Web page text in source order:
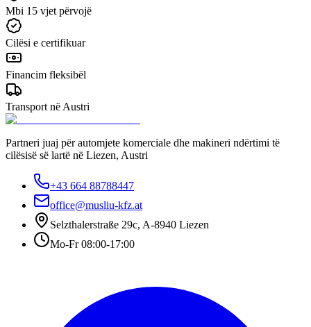
Mbi 15 vjet përvojë
Cilësi e certifikuar
Financim fleksibël
Transport në Austri
Partneri juaj për automjete komerciale dhe makineri ndërtimi të
cilësisë së lartë në Liezen, Austri
+43 664 88788447
office@musliu-kfz.at
Selzthalerstraße 29c, A-8940 Liezen
Mo-Fr 08:00-17:00